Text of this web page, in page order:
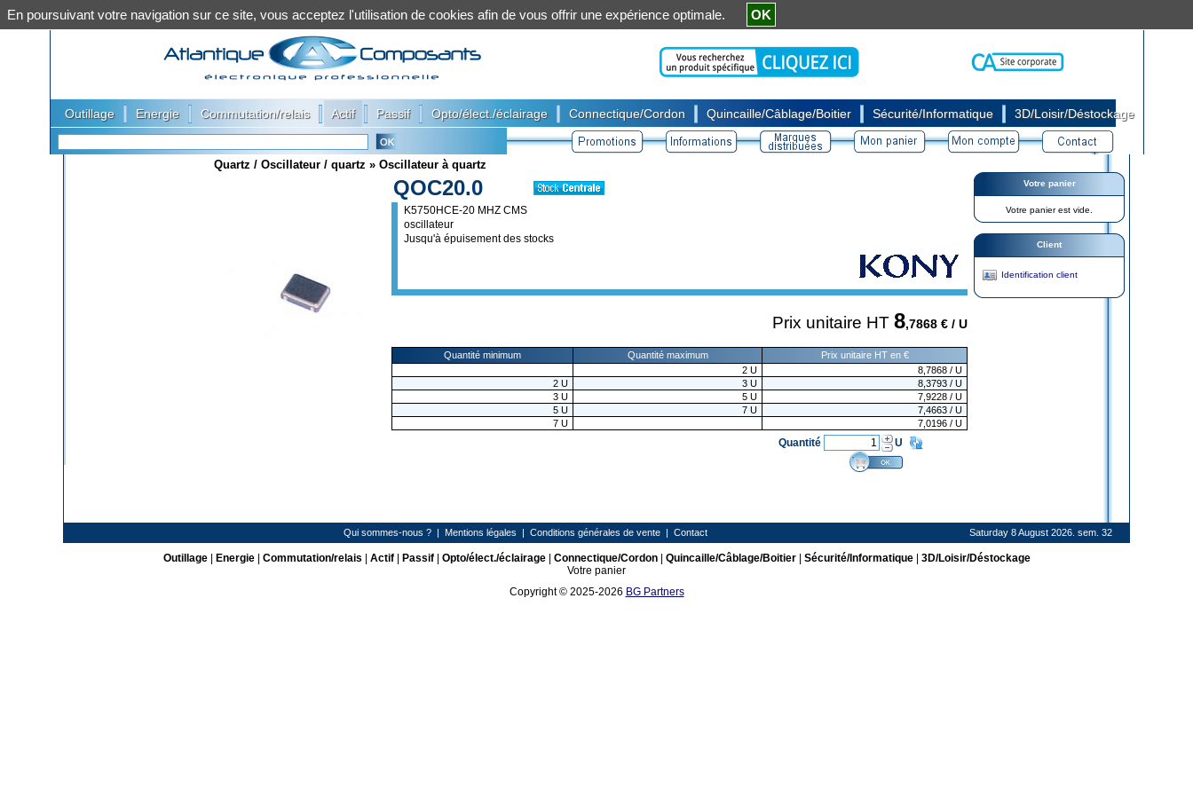
Outillage Energie Commutation/relais Actif Passif Opto/élect./éclairage Connectique/Cordon Quincaille/Câblage/Boitier Sécurité/Informatique 3D/Loisir/Déstockage
Quartz / Oscillateur / quartz » Oscillateur à quartz
QOC20.0
K5750HCE-20 MHZ CMS
oscillateur
Jusqu'à épuisement des stocks
Prix unitaire HT 8,7868 € / U
Quantité minimum Quantité maximum
Prix unitaire HT en €
2 U 8,7868 / U
2 U 3 U 8,3793 / U
3 U 5 U 7,9228 / U
5 U 7 U 7,4663 / U
7 U 7,0196 / U
Quantité U
Votre panier
Votre panier est vide.
Client
Identification client
Qui sommes-nous ?| Mentions légales | Conditions générales de vente| Contact Saturday 8 August 2026. sem. 32
Outillage| Energie| Commutation/relais Actif| Passif| Opto/élect./éclairage| Connectique/Cordon| Quincaille/Câblage/Boitier| Sécurité/Informatique| 3D/Loisir/Déstockage
Votre panier
Copyright © 2025-2026 BG Partners
En poursuivant votre navigation sur ce site, vous acceptez l'utilisation de cookies afin de vous offrir une expérience optimale. OK